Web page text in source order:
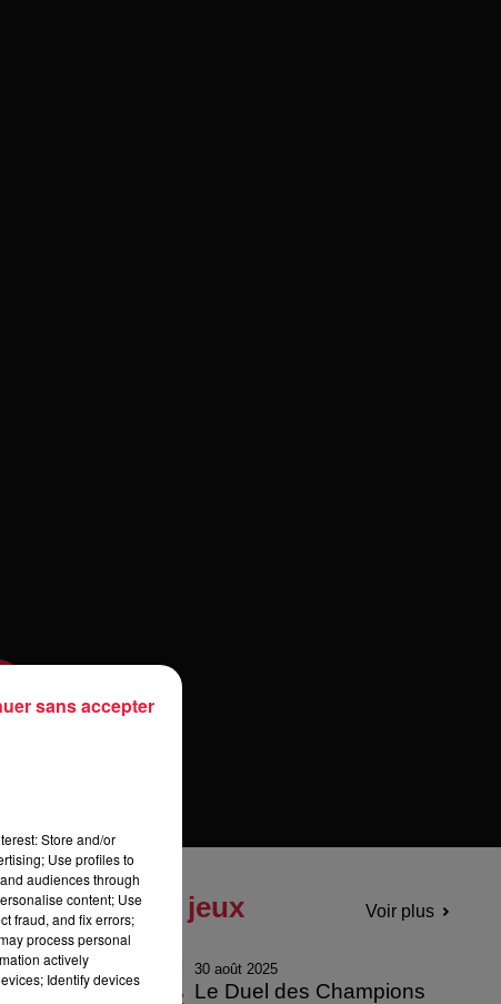
Tous les jeux Voir plus
30 août 2025
Le Duel des Champions
Store and/or
Use profiles to
audiences through
content; Use
fraud, and fix errors;
process personal
actively
Identify devices
sans accepter